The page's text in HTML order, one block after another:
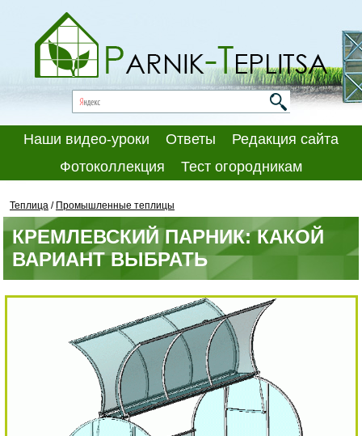
Наши видео-уроки Ответы
Редакция сайта
Фотоколлекция
Тест огородникам
Теплица / Промышленные теплицы
КРЕМЛЕВСКИЙ ПАРНИК: КАКОЙ
ВАРИАНТ ВЫБРАТЬ